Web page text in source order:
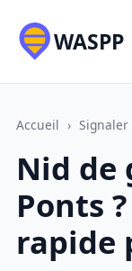
WASPP
Accueil ›
Nid de
Ponts
rapide